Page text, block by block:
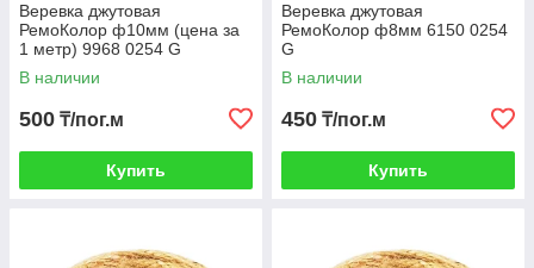
Веревка джутовая
РемоКолор ф10мм (цена за
1 метр) 9968 0254 G
В наличии
500 ₸/пог.м
Купить
Веревка джутовая
РемоКолор ф8мм 6150 0254
G
В наличии
450 ₸/пог.м
Купить